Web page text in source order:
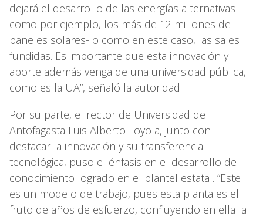
dejará el desarrollo de las energías alternativas -
como por ejemplo, los más de 12 millones de
paneles solares- o como en este caso, las sales
fundidas. Es importante que esta innovación y
aporte además venga de una universidad pública,
como es la UA”, señaló la autoridad.
Por su parte, el rector de Universidad de
Antofagasta Luis Alberto Loyola, junto con
destacar la innovación y su transferencia
tecnológica, puso el énfasis en el desarrollo del
conocimiento logrado en el plantel estatal. “Este
es un modelo de trabajo, pues esta planta es el
fruto de años de esfuerzo, confluyendo en ella la